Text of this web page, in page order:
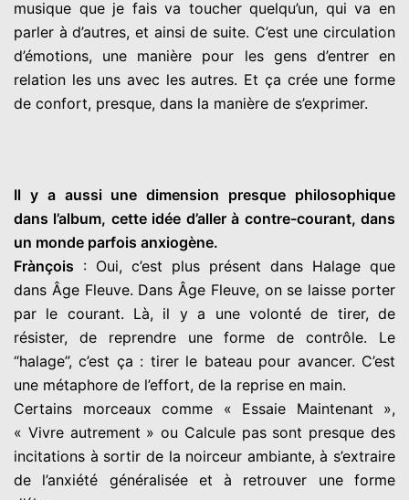
musique que je fais va toucher quelqu’un, qui va en
parler à d’autres, et ainsi de suite. C’est une circulation
d’émotions, une manière pour les gens d’entrer en
relation les uns avec les autres. Et ça crée une forme
de confort, presque, dans la manière de s’exprimer.
Il y a aussi une dimension presque philosophique
dans l’album, cette idée d’aller à contre-courant, dans
un monde parfois anxiogène.
Frànçois : Oui, c’est plus présent dans Halage que
dans Âge Fleuve. Dans Âge Fleuve, on se laisse porter
par le courant. Là, il y a une volonté de tirer, de
résister, de reprendre une forme de contrôle. Le
“halage”, c’est ça : tirer le bateau pour avancer. C’est
une métaphore de l’effort, de la reprise en main.
Certains morceaux comme « Essaie Maintenant »,
« Vivre autrement » ou Calcule pas sont presque des
incitations à sortir de la noirceur ambiante, à s’extraire
de l’anxiété généralisée et à retrouver une forme